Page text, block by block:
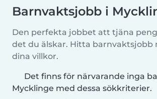
Barnvaktsjobb i
Den perfekta jobbet att tjäna
det du älskar. Hitta barnvaktsjobb
dina villkor.
Det finns för närvarande inga
Mycklinge med dessa sökkriterier.